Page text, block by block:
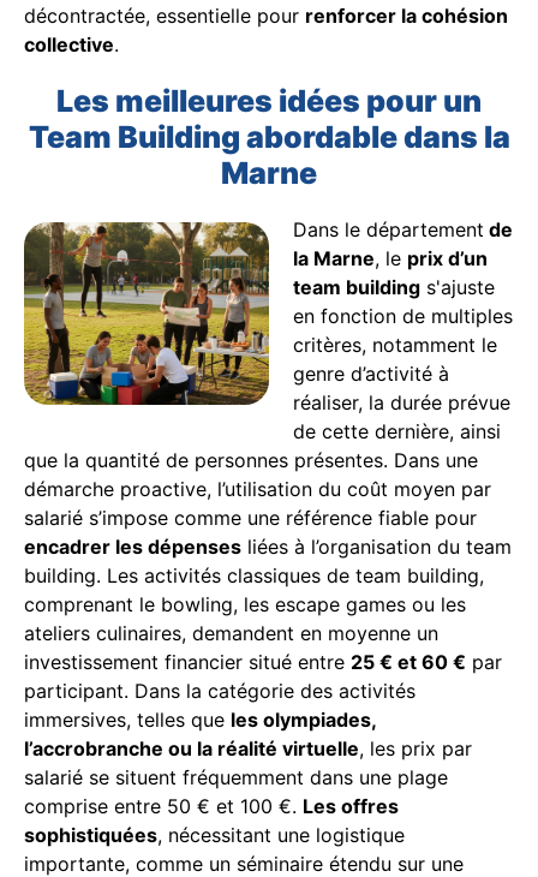
décontractée, essentielle pour renforcer la cohésion
collective.
Les meilleures idées pour un
Team Building abordable dans la
Marne
Dans le département de
la Marne, le prix d’un
team building s'ajuste
en fonction de multiples
critères, notamment le
genre d’activité à
réaliser, la durée prévue
de cette dernière, ainsi
que la quantité de personnes présentes. Dans une
démarche proactive, l’utilisation du coût moyen par
salarié s’impose comme une référence fiable pour
encadrer les dépenses liées à l’organisation du team
building. Les activités classiques de team building,
comprenant le bowling, les escape games ou les
ateliers culinaires, demandent en moyenne un
investissement financier situé entre 25 € et 60 € par
participant. Dans la catégorie des activités
immersives, telles que les olympiades,
l’accrobranche ou la réalité virtuelle, les prix par
salarié se situent fréquemment dans une plage
comprise entre 50 € et 100 €. Les offres
sophistiquées, nécessitant une logistique
importante, comme un séminaire étendu sur une